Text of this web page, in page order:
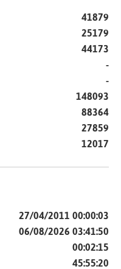
41879
25179
44173
-
-
148093
88364
27859
12017
27/04/2011 00:00:03
06/08/2026 03:41:50
00:02:15
45:55:20